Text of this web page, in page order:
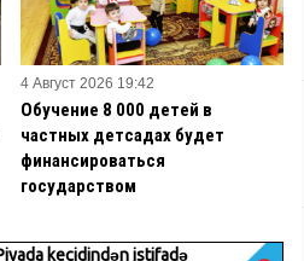
4 Август 2026 19:42
Обучение 8 000 детей в
частных детсадах будет
финансироваться
государством